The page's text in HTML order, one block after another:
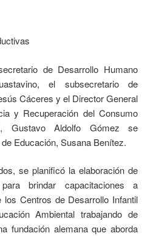
de Desarrollo Humano
el subsecretario de
Cáceres y el Director General
y Recuperación del Consumo
Gustavo Aldolfo Gómez se
Educación, Susana Benítez.
se planificó la elaboración de
brindar capacitaciones a
Centros de Desarrollo Infantil
Ambiental trabajando de
fundación alemana que aborda